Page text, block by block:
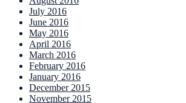
July 2016
June 2016
May 2016
April 2016
March 2016
February 2016
January 2016
December 2015
November 2015